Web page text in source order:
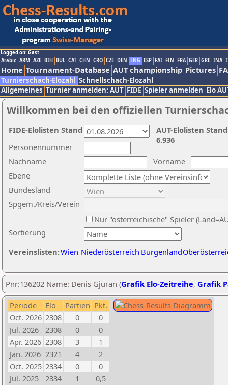
Logged on: Gast
Arabic ARM AZE BIH BUL CAT CHN CRO CZE DEN ENG ESP FAI FIN FRA GER GRE INA
Home Tournament-Database AUT championship Pictures
Turnierschach-Elozahl Schnellschach-Elozahl
Allgemeines Turnier anmelden: AUT FIDE Spieler anmelden Elo
Willkommen bei den offiziellen
Nachname
Vorname
Ebene
Sortierung
Personennummer
Bundesland
Spgem./Kreis/Verein
Nur "österreichische" Spieler
Vereinslisten:Wien Niederösterreich Burgenland
AUT-Elolisten
6.936
FIDE-Elolisten Stand
Pnr:136202 Name: Denis Gjuran (Grafik Elo-Zeitreihe, Grafik
Periode Elo Partien Pkt.
Oct. 2026 2308 0
0
Jul. 2026
2308 0
0
Apr. 2026 2308 3
1
Jan. 2026 2321 4
2
Oct. 2025 2334 0
0
Jul. 2025
2334 1
0,5